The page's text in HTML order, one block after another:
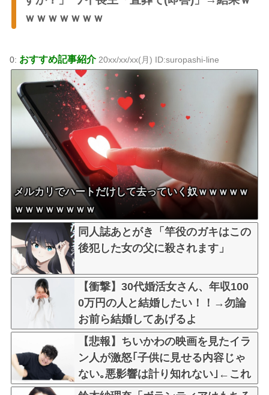
ｗｗｗｗｗｗｗ
0: おすすめ記事紹介20xx/xx/xx(月) ID:suropashi-line
メルカリでハートだけして去っていく奴ｗｗｗｗｗ
ｗｗｗｗｗｗｗｗ
同人誌あとがき「竿役のガキはこの
後犯した女の父に殺されます」
【衝撃】30代婚活女さん、年収100
0万円の人と結婚したい！！→勿論
お前ら結婚してあげるよ
な？？？？？？？
【悲報】ちいかわの映画を見たイラ
ン人が激怒｢子供に見せる内容じゃ
ない｡悪影響は計り知れない｣←これ
w w w w w w w w w